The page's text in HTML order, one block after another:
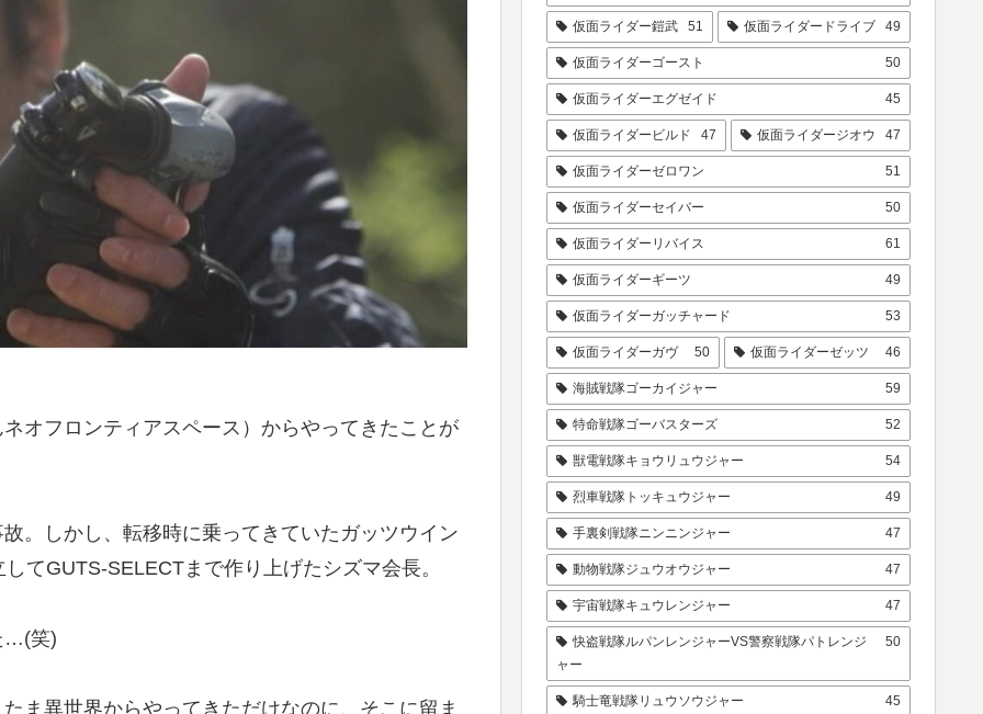
オフロンティアスペース）からやってきたことが
。しかし、転移時に乗ってきていたガッツウイン
てGUTS-SELECTまで作り上げたシズマ会長。
…(笑)
ま異世界からやってきただけなのに、そこに留ま
仮面ライダー鎧武 51 仮面ライダードライブ 49
仮面ライダーゴースト 50
仮面ライダーエグゼイド 45
仮面ライダービルド 47 仮面ライダージオウ 47
仮面ライダーゼロワン 51
仮面ライダーセイバー 50
仮面ライダーリバイス 61
仮面ライダーギーツ 49
仮面ライダーガッチャード 53
仮面ライダーガヴ 50 仮面ライダーゼッツ 46
海賊戦隊ゴーカイジャー 59
特命戦隊ゴーバスターズ 52
獣電戦隊キョウリュウジャー 54
烈車戦隊トッキュウジャー 49
手裏剣戦隊ニンニンジャー 47
動物戦隊ジュウオウジャー 47
宇宙戦隊キュウレンジャー 47
快盗戦隊ルパンレンジャーVS警察戦隊パトレンジ
ャー
50
騎士竜戦隊リュウソウジャー 45